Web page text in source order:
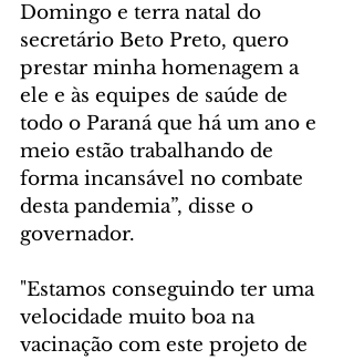
Domingo e terra natal do
secretário Beto Preto, quero
prestar minha homenagem a
ele e às equipes de saúde de
todo o Paraná que há um ano e
meio estão trabalhando de
forma incansável no combate
desta pandemia”, disse o
governador.
"Estamos conseguindo ter uma
velocidade muito boa na
vacinação com este projeto de